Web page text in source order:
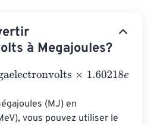
à Megajoules?
×1.60218 e-19
(MJ) en
vous pouvez utiliser le